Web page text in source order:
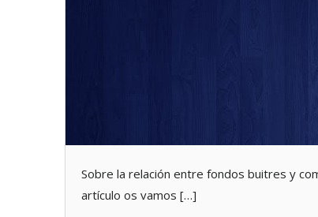
Sobre la relación entre fondos buitres y
artículo os vamos […]